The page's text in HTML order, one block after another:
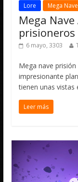
Lore Mega
Mega
prisioneros
6 mayo, 3303
Mega nave
impresionante
tienen unas vistas
Leer más